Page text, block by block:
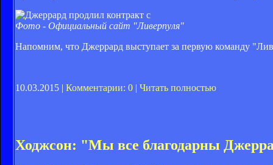
Фото - Официальный сайт "Ливерпуля"
Напомним, что Джеррард выступает за первую команду
10.03.2015 | Комментарии: 0 | Читать полностью
Ходжсон: "Мы все благодарны